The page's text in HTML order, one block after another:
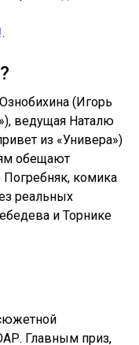
.
(Игорь
ведущая Наталю
из «Универа»)
обещают
комика
реальных
и Торнике
Главным приз,